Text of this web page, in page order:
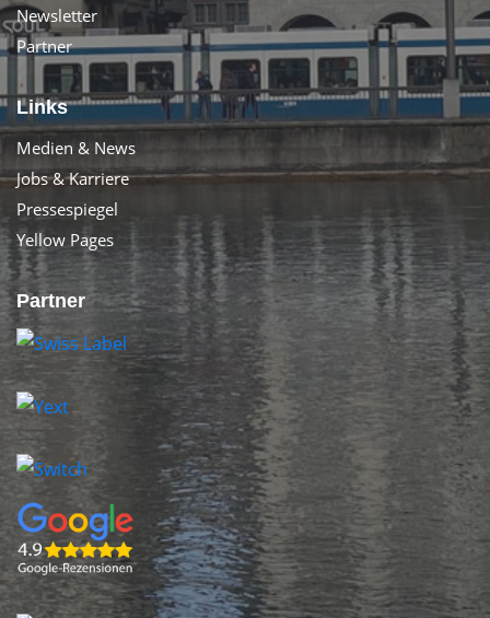
Newsletter
Partner
Links
Medien & News
Jobs & Karriere
Pressespiegel
Yellow Pages
Partner